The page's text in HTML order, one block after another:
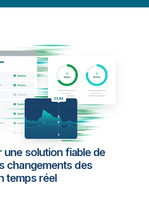
une solution fiable de
changements des
temps réel